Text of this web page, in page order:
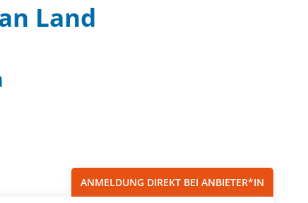
Land
ANMELDUNG DIREKT BEI ANBIETER*IN